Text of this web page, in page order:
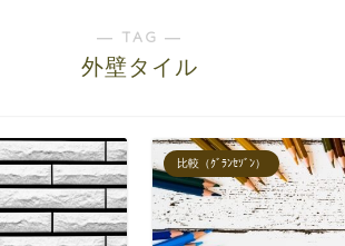
― TAG ―
外壁タイル
比較（ｸﾞﾗﾝｾｿﾞﾝ）